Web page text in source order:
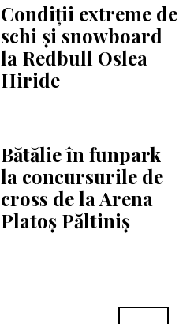
Condiții extreme de
schi și snowboard
la Redbull Oslea
Hiride
Bătălie în funpark
la concursurile de
cross de la Arena
Platoș Păltiniș